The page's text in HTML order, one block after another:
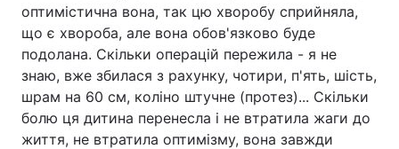
Тема оформлення
оптимістична вона, так цю хворобу сприйняла,
що є хвороба, але вона обов'язково буде
подолана. Скільки операцій пережила - я не
знаю, вже збилася з рахунку, чотири, п'ять, шість,
шрам на 60 см, коліно штучне (протез)... Скільки
болю ця дитина перенесла і не втратила жаги до
життя, не втратила оптимізму, вона завжди